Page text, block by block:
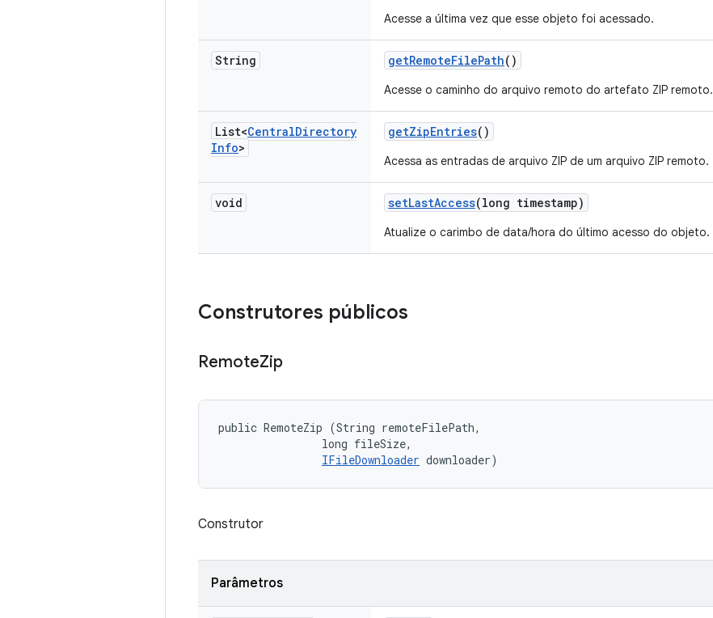
Acesse a última vez que esse objeto foi acessado.
String getRemoteFilePath()
Acesse o caminho do arquivo remoto do artefato ZIP remoto.
List<CentralDirectory
Info>
getZipEntries()
Acessa as entradas de arquivo ZIP de um arquivo ZIP remoto.
void setLastAccess(long timestamp)
Atualize o carimbo de data/hora do último acesso do objeto.
Construtores públicos
RemoteZip
public RemoteZip (String remoteFilePath,
                long fileSize,
IFileDownloader downloader)
Construtor
Parâmetros